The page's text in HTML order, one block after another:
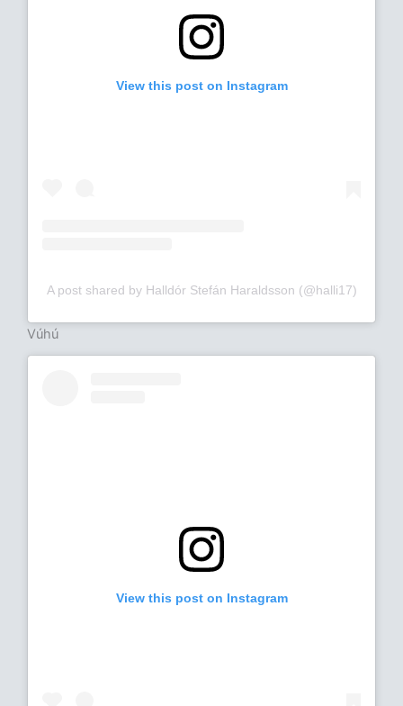
View this post on Instagram
A post shared by Halldór Stefán Haraldsson (@halli17)
Vúhú
View this post on Instagram